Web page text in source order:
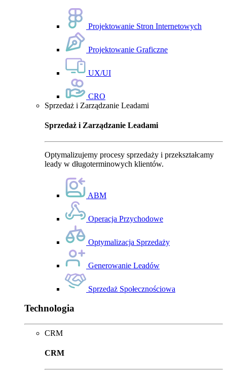
Projektowanie Stron Internetowych
Projektowanie Graficzne
UX/UI
CRO
Sprzedaż i Zarządzanie Leadami
Sprzedaż i Zarządzanie Leadami
Optymalizujemy procesy sprzedaży i przekształcamy
leady w długoterminowych klientów.
ABM
Operacja Przychodowe
Optymalizacja Sprzedaży
Generowanie Leadów
Sprzedaż Społecznościowa
Technologia
CRM
CRM